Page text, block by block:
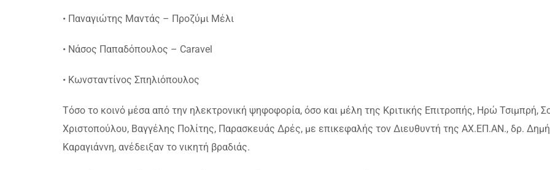
• Παναγιώτης Μαντάς – Προζύμι Μέλι
• Νάσος Παπαδόπουλος – Caravel
• Κωνσταντίνος Σπηλιόπουλος
Τόσο το κοινό μέσα από την ηλεκτρονική ψηφοφορία, όσο και μέλη της Κριτικής Επιτροπής, Ηρώ Τσιμπρή,
Χριστοπούλου, Βαγγέλης Πολίτης, Παρασκευάς Δρές, με επικεφαλής τον Διευθυντή της ΑΧ.ΕΠ.ΑΝ., δρ.
Καραγιάννη, ανέδειξαν το νικητή βραδιάς.